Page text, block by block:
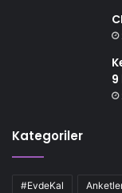
9
Kategoriler
#EvdeKal